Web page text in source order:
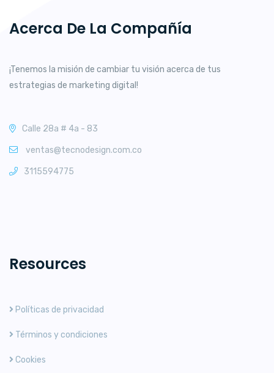
Acerca De La Compañía
¡Tenemos la misión de cambiar tu visión acerca de tus
estrategias de marketing digital!
Calle 28a # 4a - 83
ventas@tecnodesign.com.co
3115594775
Resources
Políticas de privacidad
Términos y condiciones
Cookies